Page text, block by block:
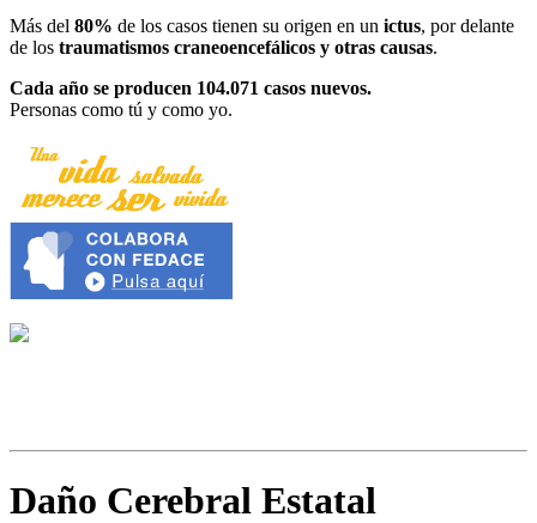
Más del 80% de los casos tienen su origen en un ictus, por delante
de los traumatismos craneoencefálicos y otras causas.
Cada año se producen 104.071 casos nuevos.
Personas como tú y como yo.
Daño Cerebral Estatal